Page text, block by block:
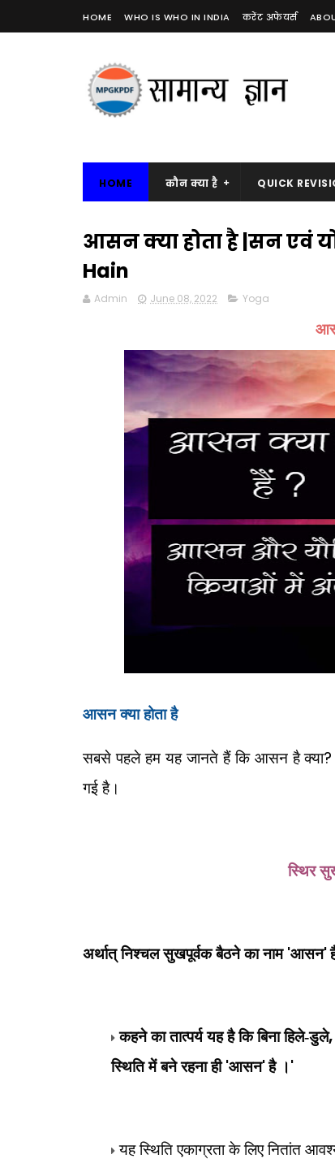
HOME WHO IS WHO IN INDIA करेंट अफेयर्स
HOME कौन क्या है QUICK
आसन क्या होता है |सन एवं
Hain
Admin June 08, 2022 Yoga
आसन क्या होता है
सबसे पहले हम यह जानते हैं कि आसन है क्या
गई है।
स्थिर
अर्थात् निश्चल सुखपूर्वक बैठने का नाम 'आसन'
कहने का तात्पर्य यह है कि बिना हिले-डुले,
स्थिति में बने रहना ही'आसन'है । '
यह स्थिति एकाग्रता के लिए नितांत